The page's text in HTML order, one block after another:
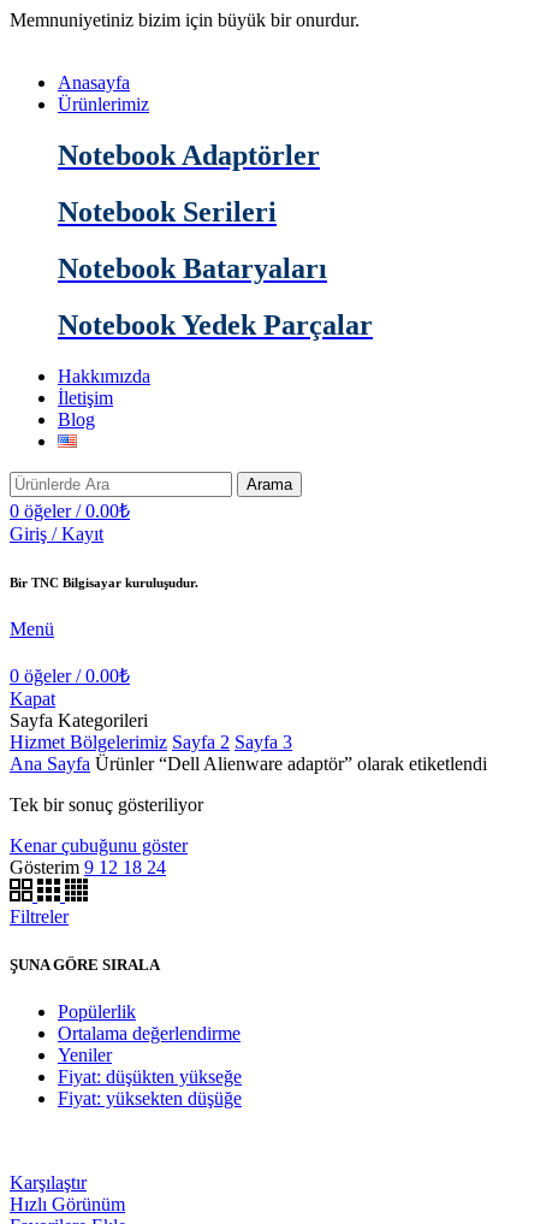
Memnuniyetiniz bizim için büyük bir onurdur.
Anasayfa
Ürünlerimiz
Notebook Adaptörler
Notebook Serileri
Notebook Bataryaları
Notebook Yedek Parçalar
Hakkımızda
İletişim
Blog
Arama
0 öğeler / 0.00₺
Giriş / Kayıt
Bir TNC Bilgisayar kuruluşudur.
Menü
0 öğeler / 0.00₺
Kapat
Sayfa Kategorileri
Hizmet Bölgelerimiz Sayfa 2 Sayfa 3
Ana Sayfa Ürünler “Dell Alienware adaptör” olarak etiketlendi
Tek bir sonuç gösteriliyor
Kenar çubuğunu göster
Gösterim 9 12 18 24
Filtreler
ŞUNA GÖRE SIRALA
Popülerlik
Ortalama değerlendirme
Yeniler
Fiyat: düşükten yükseğe
Fiyat: yüksekten düşüğe
Karşılaştır
Hızlı Görünüm